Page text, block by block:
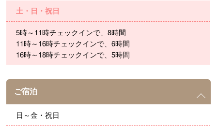
土・日・祝日
5時～11時チェックインで、8時間
11時～16時チェックインで、6時間
16時～18時チェックインで、5時間
ご宿泊
日～金・祝日